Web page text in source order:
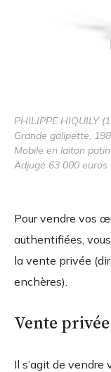
PHILIPPE HIQUILY
Grande galipette,
Mobile en laiton
Adjugé 63 000 euros
Pour vendre vos
authentifiées,
la vente privée
enchères).
Vente
Il s’agit de